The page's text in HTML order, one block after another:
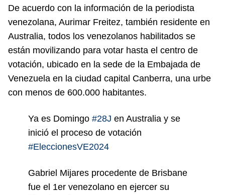
De acuerdo con la información de la periodista
venezolana, Aurimar Freitez, también residente en
Australia, todos los venezolanos habilitados se
están movilizando para votar hasta el centro de
votación, ubicado en la sede de la Embajada de
Venezuela en la ciudad capital Canberra, una urbe
con menos de 600.000 habitantes.
Ya es Domingo #28J en Australia y se
inició el proceso de votación
#EleccionesVE2024
Gabriel Mijares procedente de Brisbane
fue el 1er venezolano en ejercer su